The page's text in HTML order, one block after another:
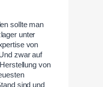
sollte man
unter
von
zwar auf
von
sind und